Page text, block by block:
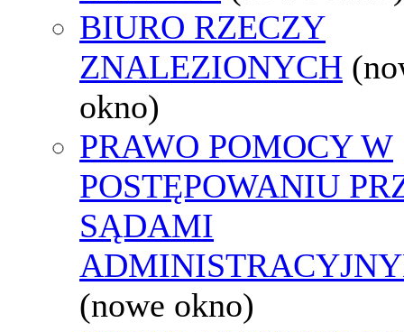
BIURO RZECZY
ZNALEZIONYCH
okno)
PRAWO POMOCY W
POSTĘPOWANIU
SĄDAMI
(nowe okno)